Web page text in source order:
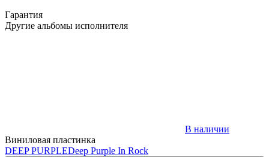
Гарантия
Другие альбомы исполнителя
В наличии
Виниловая пластинка
DEEP PURPLEDeep Purple In Rock